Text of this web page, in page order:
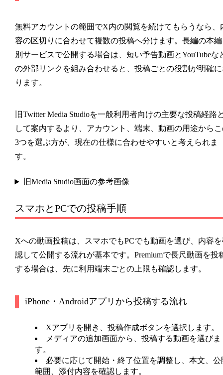
無料アカウントの範囲でX内の閲覧を続けてもらうなら、
容の区切りに合わせて複数の投稿へ分けます。長編の本
別サービスで公開する場合は、短い予告動画とYouTubeな
の外部リンクを組み合わせると、投稿ごとの役割が明確
ります。
旧Twitter Media Studioを一般利用者向けの主要な投稿経路
して案内するより、アカウント、端末、動画の用途から
3つを選ぶ方が、現在の仕様に合わせやすいと考えられま
す。
旧Media Studio画面の参考画像
スマホとPCでの投稿手順
Xへの動画投稿は、スマホでもPCでも動画を選び、内容
認して公開する流れが基本です。Premiumで長尺動画を投
する場合は、先に利用端末ごとの上限も確認します。
iPhone・Androidアプリから投稿する流れ
Xアプリを開き、投稿作成ボタンを選択します。
メディアの追加画面から、投稿する動画を選びま
す。
必要に応じて開始・終了位置を調整し、本文、公
範囲、添付内容を確認します。